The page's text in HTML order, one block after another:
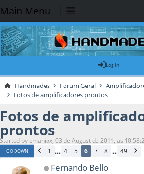
Main Menu
Log in
Handmades Forum Geral
Fotos de amplificadores prontos
Fotos de
prontos
Started by emaniox, 03 de August de 2011, as
GO DOWN 1 ... 4 5 6 7 8 ... 49
Fernando Bello